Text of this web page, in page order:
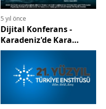
5 yıl önce
Dijital Konferans -
Karadeniz'de Kara
Senaryo Rusya,